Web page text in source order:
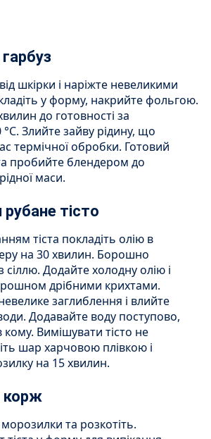
шкірки і наріжте невеликими
у форму, накрийте фольгою.
до готовності за
Злийте зайву рідину, що
термічної обробки. Готовий
пробийте блендером до
маси.
тісто
тіста покладіть олію в
на 30 хвилин. Борошно
сіллю. Додайте холодну олію і
дрібними крихтами.
заглиблення і влийте
Додавайте воду поступово,
Вимішувати тісто не
шар харчовою плівкою і
на 15 хвилин.
корж
морозилки та розкотіть.